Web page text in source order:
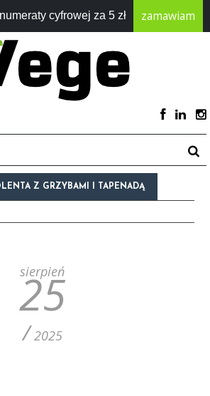
cyfrowej za 5 zł zamawiam
Z GRZYBAMI I TAPENADĄ
sierpień
25
/ 2025